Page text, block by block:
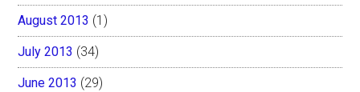
August 2013 (1)
July 2013 (34)
June 2013 (29)